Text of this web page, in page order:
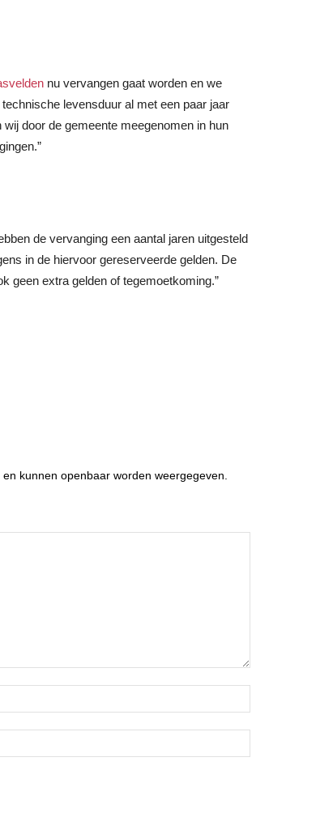
nu vervangen gaat worden en we
levensduur al met een paar jaar
door de gemeente meegenomen in hun
de vervanging een aantal jaren uitgesteld
in de hiervoor gereserveerde gelden. De
geen extra gelden of tegemoetkoming.”
kunnen openbaar worden weergegeven.